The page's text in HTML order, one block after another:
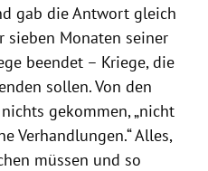
gab die Antwort gleich
sieben Monaten seiner
beendet – Kriege, die
sollen. Von den
gekommen, „nicht
Verhandlungen.“ Alles,
müssen und so